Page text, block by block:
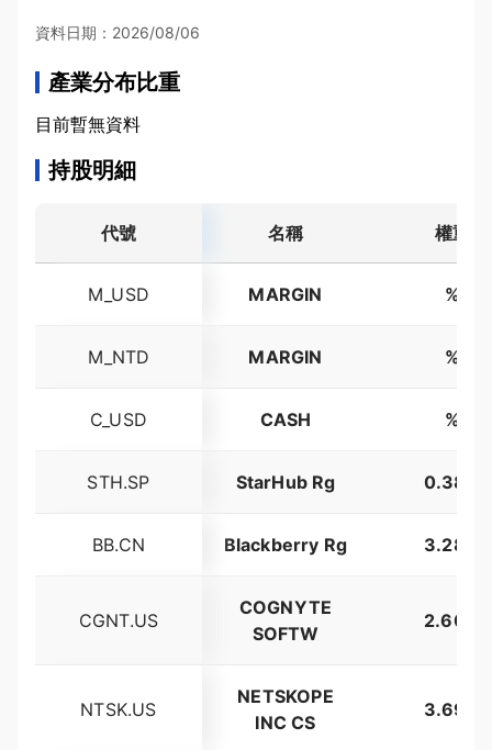
資料日期：2026/08/06
產業分布比重
目前暫無資料
持股明細
代號 名稱 權重
M_USD MARGIN %
M_NTD MARGIN %
C_USD CASH %
STH.SP StarHub Rg 0.38%
BB.CN Blackberry Rg 3.28%
CGNT.US
COGNYTE
SOFTW
2.60%
NTSK.US
NETSKOPE
INC CS
3.69%